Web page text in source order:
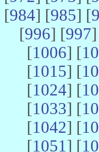
[984] [985] [
[996] [997
[1006] [
[1015] [
[1024] [
[1033] [
[1042] [
[1051] [